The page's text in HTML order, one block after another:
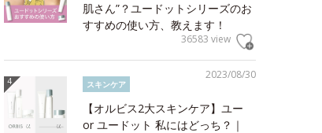
肌さん”？ユードットシリーズのお
すすめの使い方、教えます！
36583 view
2023/08/30
スキンケア
【オルビス2大スキンケア】ユー
or ユードット 私にはどっち？｜